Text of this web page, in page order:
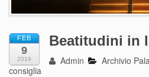
FEB
9
2019
Beatitudini in
Admin Archivio
consiglia